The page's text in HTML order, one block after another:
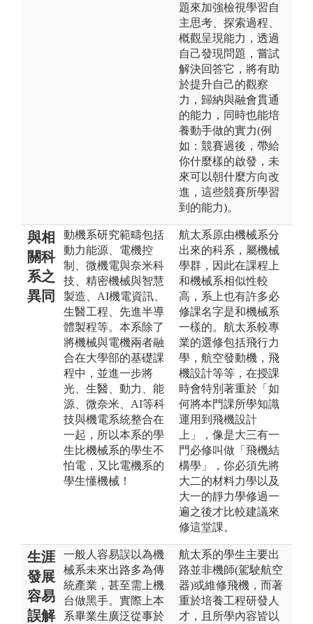
題來加強檢視學習自
主思考、探索過程、
概觀呈現能力，透過
自己發現問題，嘗試
解決回答它，將有助
於提升自己的觀察
力，歸納與融會貫通
的能力，同時也能培
養動手做的實力(例
如：競賽過後，帶給
你什麼樣的啟發，未
來可以朝什麼方向改
進，這些競賽所學習
到的能力)。
與相
關科
系之
異同
動機系研究範疇包括
動力能源、電機控
制、微機電與奈米科
技、精密機械與智慧
製造、AI機電資訊、
生醫工程、先進半導
體製程等。本系除了
將機械與電機兩者融
合在大學部的基礎課
程中，並進一步將
光、生醫、動力、能
源、微奈米、AI等科
技與機電系統整合在
一起，所以本系的學
生比機械系的學生不
怕電，又比電機系的
學生懂機械！
航太系原由機械系分
出來的科系，屬機械
學群，因此在課程上
和機械系相似性較
高，系上也有許多必
修課名字是和機械系
一樣的。航太系較專
業的選修包括飛行力
學，航空發動機，飛
機設計等等，在授課
時會特別著重於「如
何將本門課所學知識
運用到飛機設計
上」，像是大三有一
門必修叫做「飛機結
構學」，你必須先將
大二的材料力學以及
大一的靜力學修過一
遍之後才比較建議來
修這堂課。
生涯
發展
容易
誤解
一般人容易誤以為機
械系未來出路多為傳
統產業，甚至需上機
台做黑手。實際上本
系畢業生廣泛從事於
航太系的學生主要出
路並非機師(駕駛航空
器)或維修飛機，而著
重於培養工程研發人
才，且所學內容皆以